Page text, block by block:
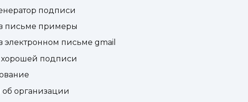
подписи
письме примеры
электронном письме gmail
подписи
организации